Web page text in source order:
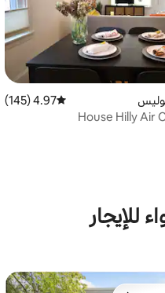
متوسط التقييم 4.97 من 5، 145 مراجعات
4.97 (145)
House Hilly Air